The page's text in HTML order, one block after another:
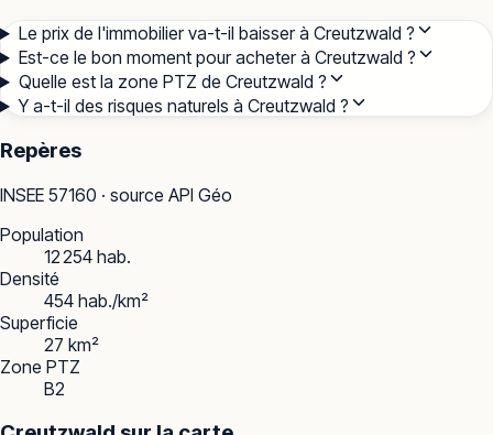
Le prix de l'immobilier va-t-il baisser à Creutzwald ?
Est-ce le bon moment pour acheter à Creutzwald ?
Quelle est la zone PTZ de Creutzwald ?
Y a-t-il des risques naturels à Creutzwald ?
Repères
INSEE 57160 · source API Géo
Population
12 254 hab.
Densité
454 hab./km²
Superficie
27 km²
Zone PTZ
B2